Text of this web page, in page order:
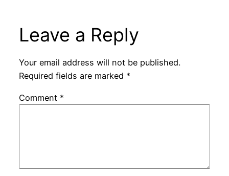
Leave a Reply
Your email address will not be published.
Required fields are marked *
Comment *